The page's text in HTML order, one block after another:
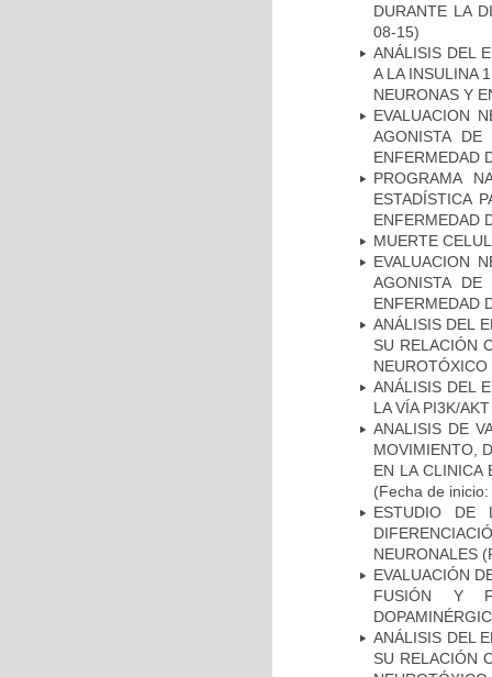
DURANTE LA
08-15)
ANÁLISIS DEL
A LA INSULINA
NEURONAS Y
EVALUACION
AGONISTA
ENFERMEDAD
PROGRAMA
ESTADÍSTICA
ENFERMEDAD
MUERTE
EVALUACION
AGONISTA
ENFERMEDAD
ANÁLISIS DEL
SU RELACIÓN
NEUROTÓXICO
ANÁLISIS DEL
LA VÍA PI3K/
ANALISIS DE
MOVIMIENTO,
EN LA CLINICA
(Fecha de
ESTUDIO DE
NEURONALES
EVALUACIÓN
FUSIÓN Y
ANÁLISIS DEL
SU RELACIÓN